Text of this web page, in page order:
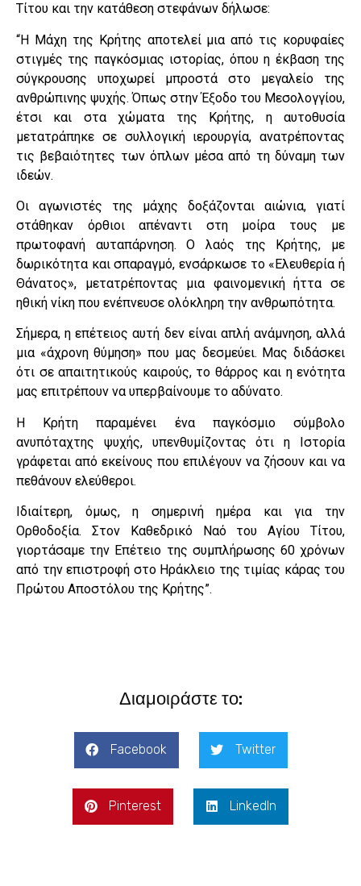
Τίτου και την κατάθεση στεφάνων δήλωσε:
“Η Μάχη της Κρήτης αποτελεί μια από τις κορυφαίες
στιγμές της παγκόσμιας ιστορίας, όπου η έκβαση της
σύγκρουσης υποχωρεί μπροστά στο μεγαλείο της
ανθρώπινης ψυχής. Όπως στην Έξοδο του Μεσολογγίου,
έτσι και στα χώματα της Κρήτης, η αυτοθυσία
μετατράπηκε σε συλλογική ιερουργία, ανατρέποντας
τις βεβαιότητες των όπλων μέσα από τη δύναμη των
ιδεών.
Οι αγωνιστές της μάχης δοξάζονται αιώνια, γιατί
στάθηκαν όρθιοι απέναντι στη μοίρα τους με
πρωτοφανή αυταπάρνηση. Ο λαός της Κρήτης, με
δωρικότητα και σπαραγμό, ενσάρκωσε το «Ελευθερία ή
Θάνατος», μετατρέποντας μια φαινομενική ήττα σε
ηθική νίκη που ενέπνευσε ολόκληρη την ανθρωπότητα.
Σήμερα, η επέτειος αυτή δεν είναι απλή ανάμνηση, αλλά
μια «άχρονη θύμηση» που μας δεσμεύει. Μας διδάσκει
ότι σε απαιτητικούς καιρούς, το θάρρος και η ενότητα
μας επιτρέπουν να υπερβαίνουμε το αδύνατο.
Η Κρήτη παραμένει ένα παγκόσμιο σύμβολο
ανυπόταχτης ψυχής, υπενθυμίζοντας ότι η Ιστορία
γράφεται από εκείνους που επιλέγουν να ζήσουν και να
πεθάνουν ελεύθεροι.
Ιδιαίτερη, όμως, η σημερινή ημέρα και για την
Ορθοδοξία. Στον Καθεδρικό Ναό του Αγίου Τίτου,
γιορτάσαμε την Επέτειο της συμπλήρωσης 60 χρόνων
από την επιστροφή στο Ηράκλειο της τιμίας κάρας του
Πρώτου Αποστόλου της Κρήτης”.
Διαμοιράστε το:
Facebook Twitter
Pinterest LinkedIn